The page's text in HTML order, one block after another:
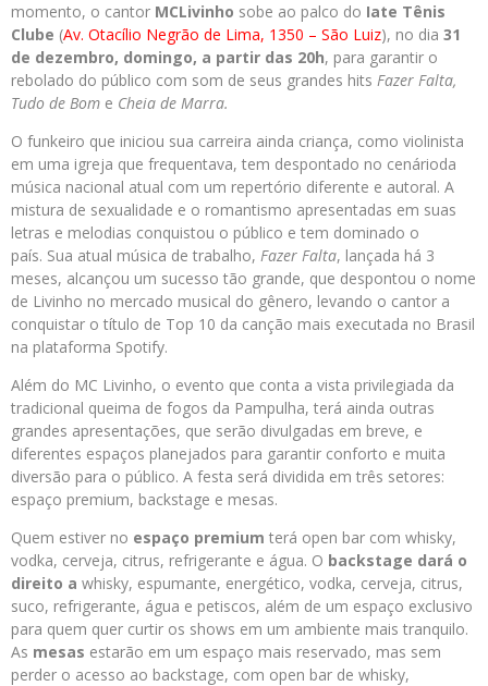
momento, o cantor MCLivinho sobe ao palco do Iate Tênis
Clube (Av. Otacílio Negrão de Lima, 1350 – São Luiz), no dia 31
de dezembro, domingo, a partir das 20h, para garantir o
rebolado do público com som de seus grandes hits Fazer Falta,
Tudo de Bom e Cheia de Marra.
O funkeiro que iniciou sua carreira ainda criança, como violinista
em uma igreja que frequentava, tem despontado no cenárioda
música nacional atual com um repertório diferente e autoral. A
mistura de sexualidade e o romantismo apresentadas em suas
letras e melodias conquistou o público e tem dominado o
país. Sua atual música de trabalho, Fazer Falta, lançada há 3
meses, alcançou um sucesso tão grande, que despontou o nome
de Livinho no mercado musical do gênero, levando o cantor a
conquistar o título de Top 10 da canção mais executada no Brasil
na plataforma Spotify.
Além do MC Livinho, o evento que conta a vista privilegiada da
tradicional queima de fogos da Pampulha, terá ainda outras
grandes apresentações, que serão divulgadas em breve, e
diferentes espaços planejados para garantir conforto e muita
diversão para o público. A festa será dividida em três setores:
espaço premium, backstage e mesas.
Quem estiver no espaço premium terá open bar com whisky,
vodka, cerveja, citrus, refrigerante e água. O backstage dará o
direito a whisky, espumante, energético, vodka, cerveja, citrus,
suco, refrigerante, água e petiscos, além de um espaço exclusivo
para quem quer curtir os shows em um ambiente mais tranquilo.
As mesas estarão em um espaço mais reservado, mas sem
perder o acesso ao backstage, com open bar de whisky,